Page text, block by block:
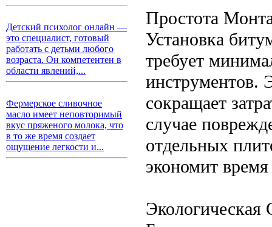
Детский психолог онлайн —
это специалист, готовый
работать с детьми любого
возраста. Он компетентен в
области явлений,...
Фермерское сливочное
масло имеет неповторимый
вкус пряженого молока, что
в то же время создает
ощущение легкости и...
Простота
Установка
требует
инструментов.
сокращает
случае
отдельных
экономит
Экологическая